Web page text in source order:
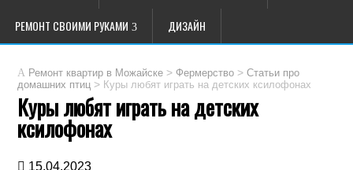
РЕМОНТ СВОИМИ РУКАМИ ДИЗАЙН
Ремонт квартир в Можайске > Фермерство >Статьи про
домашних птиц > Куры любят играть на детских ксилофонах
Куры любят играть на детских
ксилофонах
15.04.2023